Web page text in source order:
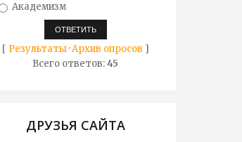
Академизм
[ Результаты·Архив опросов ]
Всего ответов:45
ДРУЗЬЯ САЙТА